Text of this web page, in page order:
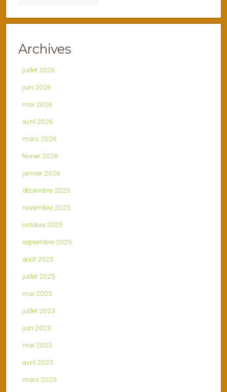
Archives
juillet 2026
juin 2026
mai 2026
avril 2026
mars 2026
février 2026
janvier 2026
décembre 2025
novembre 2025
octobre 2025
septembre 2025
août 2025
juillet 2025
mai 2025
juillet 2023
juin 2023
mai 2023
avril 2023
mars 2023